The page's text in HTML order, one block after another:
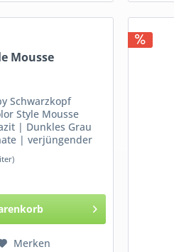
Mousse
Schwarzkopf
Style Mousse
| Dunkles Grau
| verjüngender
Mousse von Indola:
Merken